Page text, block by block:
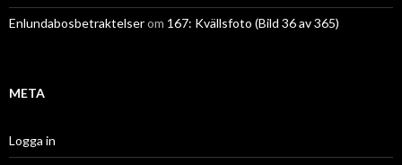
Enlundabosbetraktelserom 167: Kvällsfoto (Bild 36 av 365)
META
Logga in